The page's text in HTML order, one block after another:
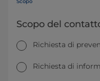
Scopo
Scopo del
Richiesta di
Richiesta di